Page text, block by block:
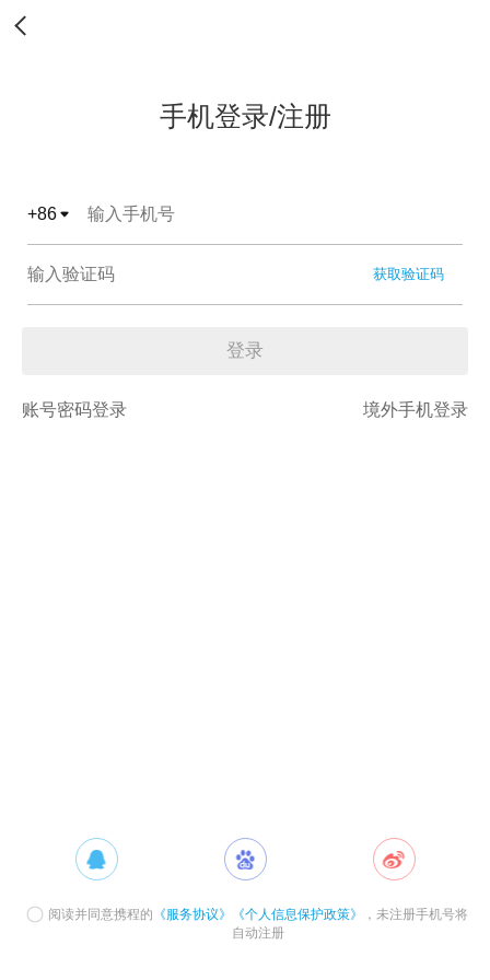
手机登录/注册
+86
获取验证码
登录
账号密码登录 境外手机登录
阅读并同意携程的 《服务协议》 《个人信息保护政策》
，未注册手机号将
自动注册